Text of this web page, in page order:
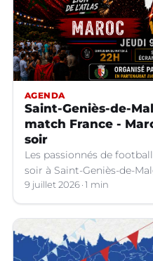
AGENDA
Saint-Geniès-de-
match France -
soir
Les passionnés de
soir à Saint-Geniès-de-
l'un des temps forts de la
9 juillet 2026 1 min